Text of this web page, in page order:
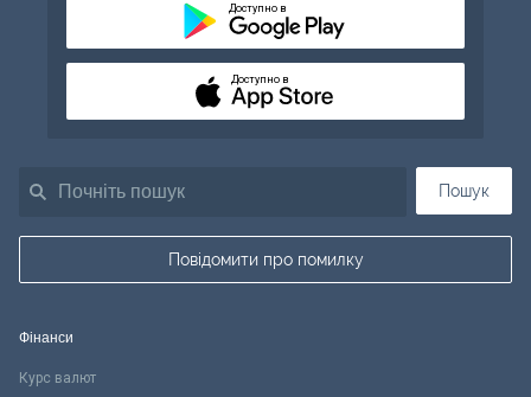
Пошук
Повідомити про помилку
Доступно в
Доступно в
Фінанси
Курс валют